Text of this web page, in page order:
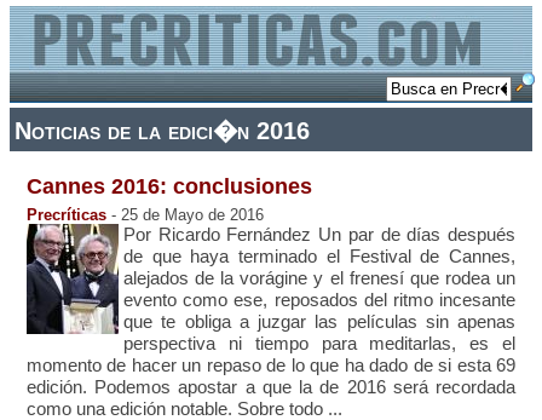
Noticias de la edici�n 2016
Cannes 2016: conclusiones
Precríticas - 25 de Mayo de 2016
Por Ricardo Fernández Un par de días después
de que haya terminado el Festival de Cannes,
alejados de la vorágine y el frenesí que rodea un
evento como ese, reposados del ritmo incesante
que te obliga a juzgar las películas sin apenas
perspectiva ni tiempo para meditarlas, es el
momento de hacer un repaso de lo que ha dado de si esta 69
edición. Podemos apostar a que la de 2016 será recordada
como una edición notable. Sobre todo ...